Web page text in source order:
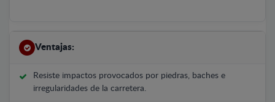
Ventajas:
Resiste impactos provocados por piedras, baches e
irregularidades de la carretera.